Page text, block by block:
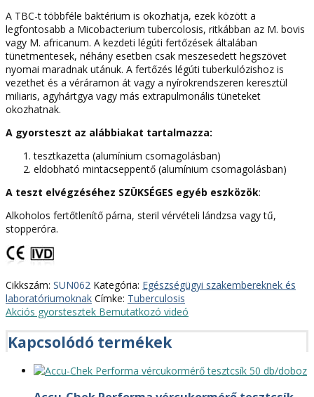
A TBC-t többféle baktérium is okozhatja, ezek között a
legfontosabb a Micobacterium tubercolosis, ritkábban az M. bovis
vagy M. africanum. A kezdeti légúti fertőzések általában
tünetmentesek, néhány esetben csak meszesedett hegszövet
nyomai maradnak utánuk. A fertőzés légúti tuberkulózishoz is
vezethet és a véráramon át vagy a nyírokrendszeren keresztül
miliaris, agyhártgya vagy más extrapulmonális tüneteket
okozhatnak.
A gyorsteszt az alábbiakat tartalmazza:
tesztkazetta (alumínium csomagolásban)
eldobható mintacseppentő (alumínium csomagolásban)
A teszt elvégzéséhez SZÜKSÉGES egyéb eszközök:
Alkoholos fertőtlenítő párna, steril vérvételi lándzsa vagy tű,
stopperóra.
Cikkszám: SUN062 Kategória: Egészségügyi szakembereknek és
laboratóriumoknak Címke: Tuberculosis
Akciós gyorstesztek Bemutatkozó videó
Kapcsolódó termékek